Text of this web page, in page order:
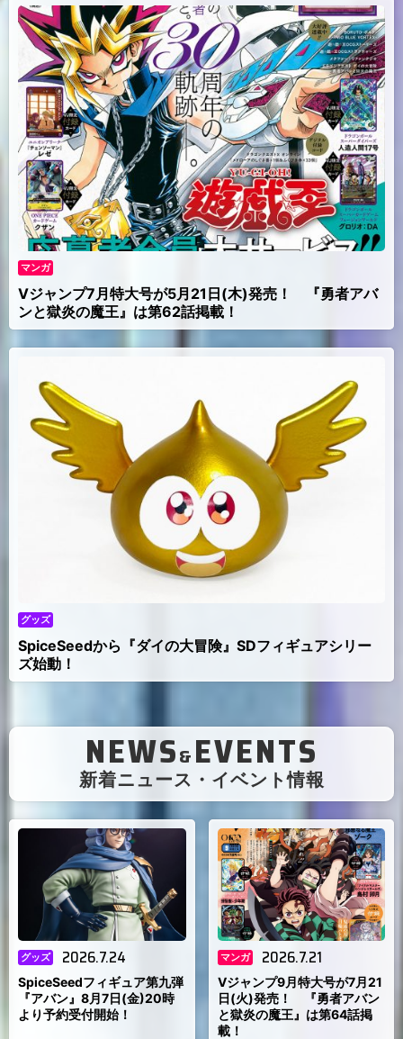
マンガ
Vジャンプ7月特大号が5月21日(木)発売！ 『勇者アバ
ンと獄炎の魔王』は第62話掲載！
グッズ
SpiceSeedから『ダイの大冒険』SDフィギュアシリー
ズ始動！
NEWS&EVENTS
新着ニュース・イベント情報
）
グッズ 2026.7.24
SpiceSeedフィギュア第九弾
『アバン』8月7日(金)20時
より予約受付開始！
マンガ 2026.7.21
Vジャンプ9月特大号が7月21
日(火)発売！ 『勇者アバン
と獄炎の魔王』は第64話掲
載！